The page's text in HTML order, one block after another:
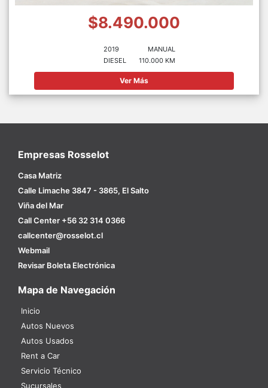
$8.490.000
2019
DIESEL
MANUAL
110.000 KM
Ver Más
Empresas Rosselot
Casa Matriz
Calle Limache 3847 - 3865, El Salto
Viña del Mar
Call Center +56 32 314 0366
callcenter@rosselot.cl
Webmail
Revisar Boleta Electrónica
Mapa de Navegación
Inicio
Autos Nuevos
Autos Usados
Rent a Car
Servicio Técnico
Sucursales